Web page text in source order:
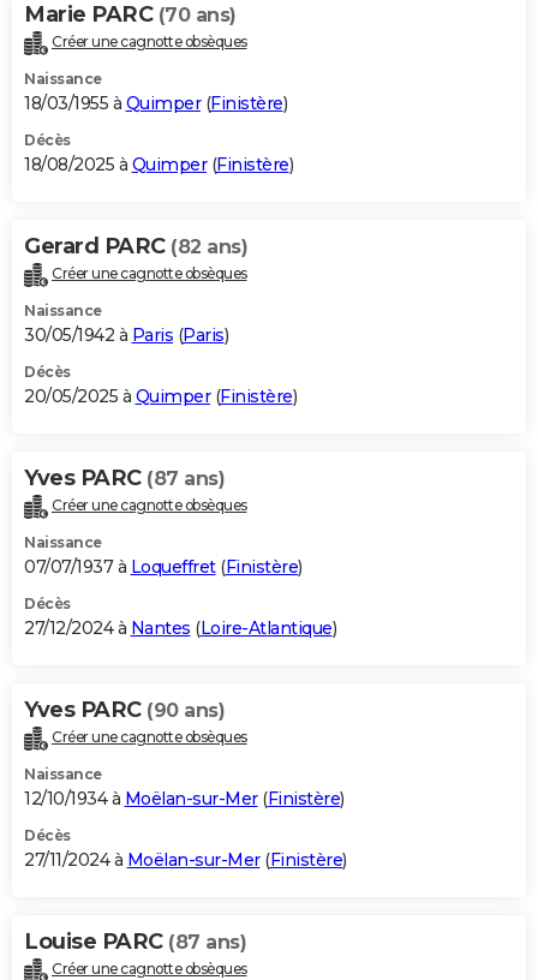
Marie PARC (70 ans)
Créer une cagnotte obsèques
Naissance
18/03/1955 à Quimper(Finistère)
Décès
18/08/2025 à Quimper(Finistère)
Gerard PARC (82 ans)
Créer une cagnotte obsèques
Naissance
30/05/1942 à Paris (Paris)
Décès
20/05/2025 à Quimper(Finistère)
Yves PARC (87 ans)
Créer une cagnotte obsèques
Naissance
07/07/1937 à Loqueffret(Finistère)
Décès
27/12/2024 à Nantes (Loire-Atlantique)
Yves PARC (90 ans)
Créer une cagnotte obsèques
Naissance
12/10/1934 à Moëlan-sur-Mer(Finistère)
Décès
27/11/2024 à Moëlan-sur-Mer(Finistère)
Louise PARC (87 ans)
Créer une cagnotte obsèques